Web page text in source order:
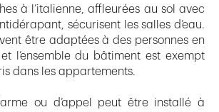
à l’italienne, affleurées au sol avec
sécurisent les salles d’eau.
être adaptées à des personnes en
l’ensemble du bâtiment est exempt
dans les appartements.
ou d’appel peut être installé à